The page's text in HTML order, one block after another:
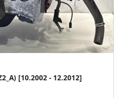
[10.2002 - 12.2012]